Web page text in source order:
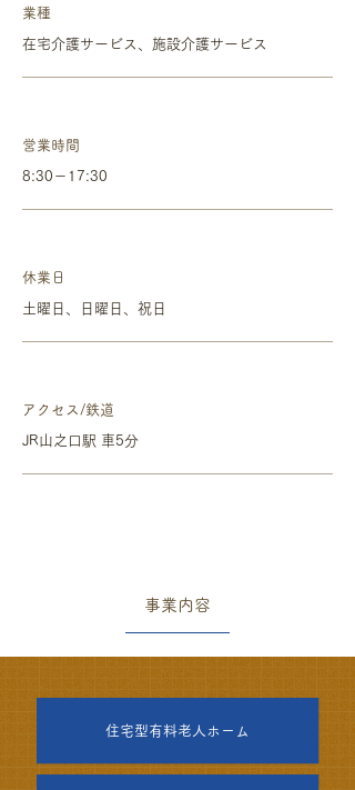
業種
在宅介護サービス、施設介護サービス
営業時間
8:30－17:30
休業日
土曜日、日曜日、祝日
アクセス/鉄道
JR山之口駅 車5分
事業内容
住宅型有料老人ホーム